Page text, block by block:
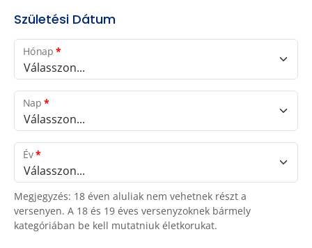
Születési Dátum
Válasszon...
Hónap *
Válasszon...
Nap *
Válasszon...
Év*
Megjegyzés: 18 éven aluliak nem vehetnek részt a
versenyen. A 18 és 19 éves versenyzoknek bármely
kategóriában be kell mutatniuk életkorukat.